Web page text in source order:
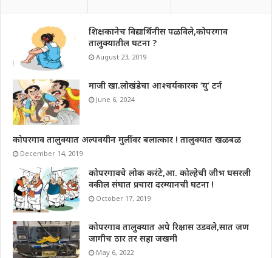
शिक्षकानेच विद्यार्थिनीस पळविले,कोपरगाव
तालुक्यातील घटना ?
August 23, 2019
माजी खा.लोखंडेचा आश्चर्यकारक ‘यु’ टर्न
June 6, 2024
कोपरगाव तालुक्यात अल्पवयीन मुलींवर बलात्कार ! तालुक्यात खळबळ
December 14, 2019
कोपरगावचे लोक करंटे,आ. कोल्हेची जीभ घसरली
वकील संघात प्रचारा दरम्यानची घटना !
October 17, 2019
कोपरगाव तालुक्यात अपे रिक्षास उडवले,सात जण
जागीच ठार तर सहा जखमी
May 6, 2022